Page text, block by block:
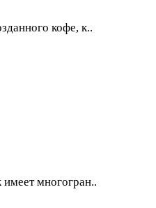
кофе, к..
многогран..